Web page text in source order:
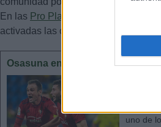
En las Pro Player
activadas las cláusulas. Si no,
Osasuna en Comunio: ¿A quién
tras 21
uno de